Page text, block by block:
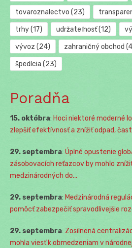
tovaroznalectvo (23)
trhy(17) udržateľnosť(12)
vývoz (24) zahraničný obchod
špedícia (23)
Poradňa
15. októbra: Hoci niektoré moderné
zlepšiť efektívnosť a znížiť odpad,
29. septembra: Úplné opustenie
zásobovacích reťazcov by mohlo
medzinárodných do...
29. septembra: Medzinárodná
pomôcť zabezpečiť spravodlivejšie
29. septembra: Zosilnená
mohla viesť k obmedzeniam v